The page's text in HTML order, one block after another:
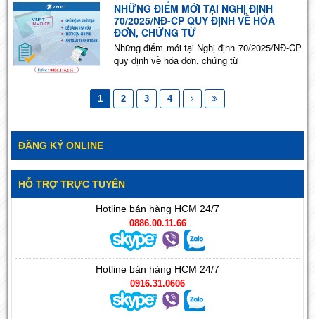
NHỮNG ĐIỂM MỚI TẠI NGHỊ ĐỊNH
70/2025/NĐ-CP QUY ĐỊNH VỀ HÓA
ĐƠN, CHỨNG TỪ
Những điểm mới tại Nghị định 70/2025/NĐ-CP
quy định về hóa đơn, chứng từ
1 2 3 4
ĐĂNG KÝ ONLINE
HỖ TRỢ TRỰC TUYẾN
Hotline bán hàng HCM 24/7
0886.00.11.66
Hotline bán hàng HCM 24/7
0916.31.0606